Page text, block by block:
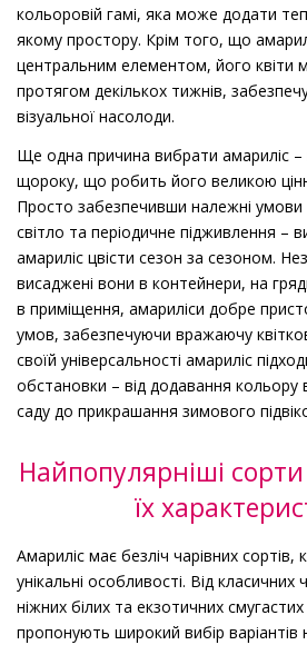
кольоровій гамі, яка може додати
якому простору. Крім того, що
центральним елементом, його квіти
протягом декількох тижнів,
візуальної насолоди.
Ще одна причина вибрати амариліс –
щороку, що робить його великою
Просто забезпечивши належні
світло та періодичне підживлення –
амариліс цвісти сезон за сезоном.
висаджені вони в контейнери, на
в приміщення, амариліси добре
умов, забезпечуючи вражаючу
своїй універсальності амариліс
обстановки – від додавання кольору
саду до прикрашання зимового
Найпопулярніші сорти
їх
Амариліс має безліч чарівних
унікальні особливості. Від класичних
ніжних білих та екзотичних смугастих
пропонують широкий вибір варіантів